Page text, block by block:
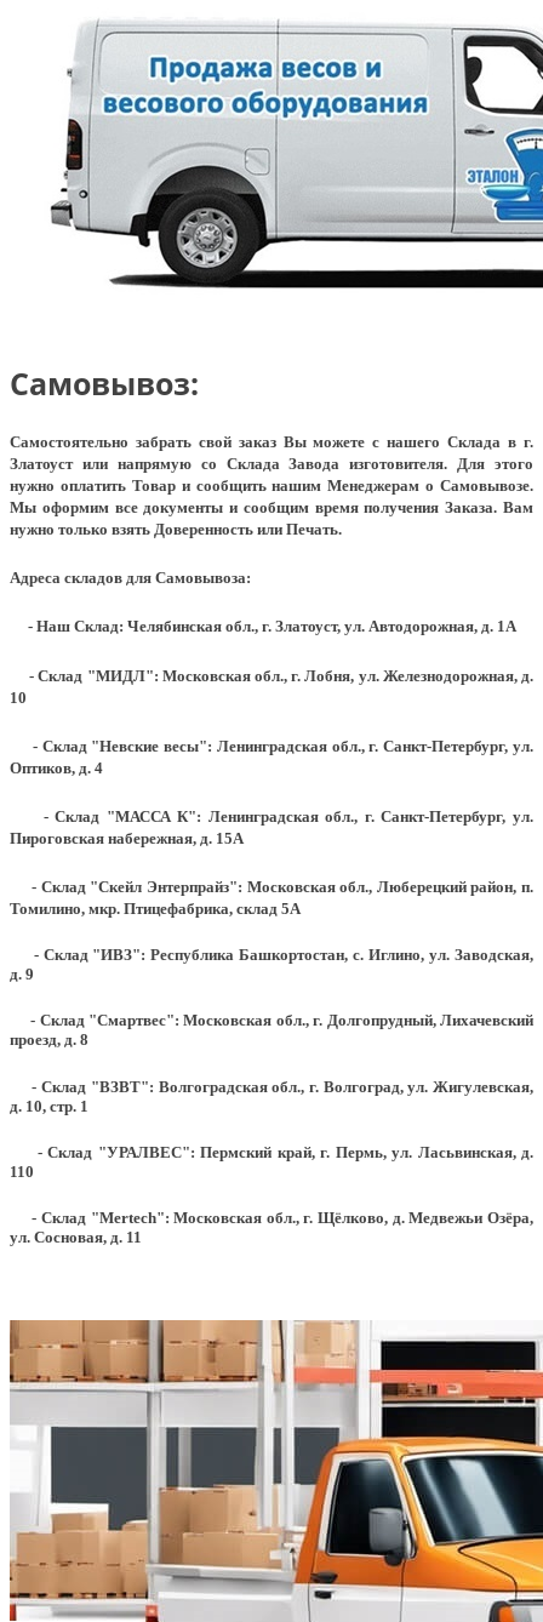
Самовывоз:
Самостоятельно забрать свой заказ Вы можете с нашего Склада в г.
Златоуст или напрямую со Склада Завода изготовителя. Для этого
нужно оплатить Товар и сообщить нашим Менеджерам о Самовывозе.
Мы оформим все документы и сообщим время получения Заказа. Вам
нужно только взять Доверенность или Печать.
Адреса складов для Самовывоза:
- Наш Склад: Челябинская обл., г. Златоуст, ул. Автодорожная, д. 1А
- Склад "МИДЛ": Московская обл., г. Лобня, ул. Железнодорожная, д.
10
- Склад "Невские весы": Ленинградская обл., г. Санкт-Петербург, ул.
Оптиков, д. 4
- Склад "МАССА К": Ленинградская обл., г. Санкт-Петербург, ул.
Пироговская набережная, д. 15А
- Склад "Скейл Энтерпрайз": Московская обл., Люберецкий район, п.
Томилино, мкр. Птицефабрика, склад 5А
- Склад "ИВЗ": Республика Башкортостан, с. Иглино, ул. Заводская,
д. 9
- Склад "Смартвес":Московская обл., г. Долгопрудный, Лихачевский
проезд, д. 8
- Склад "ВЗВТ": Волгоградская обл., г. Волгоград, ул. Жигулевская,
д. 10, стр. 1
- Склад "УРАЛВЕС": Пермский край, г. Пермь, ул. Ласьвинская, д.
110
- Склад "Mertech": Московская обл., г. Щёлково, д. Медвежьи Озёра,
ул. Сосновая, д. 11